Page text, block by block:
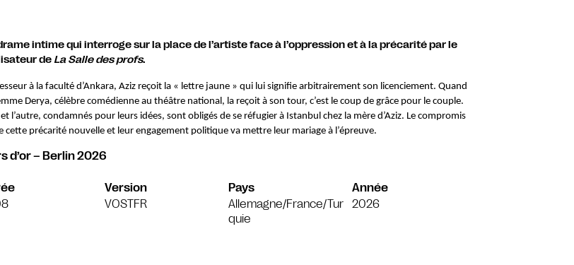
intime qui interroge sur la place de l’artiste face à l’oppression et à la précarité par le
de La Salle des profs.
à la faculté d’Ankara, Aziz reçoit la « lettre jaune » qui lui signifie arbitrairement son licenciement. Quand
Derya, célèbre comédienne au théâtre national, la reçoit à son tour, c’est le coup de grâce pour le couple.
et l’autre, condamnés pour leurs idées, sont obligés de se réfugier à Istanbul chez la mère d’Aziz. Le compromis
cette précarité nouvelle et leur engagement politique va mettre leur mariage à l’épreuve.
d’or – Berlin 2026
Version
VOSTFR
Pays
Allemagne/France/Tur
quie
Année
2026